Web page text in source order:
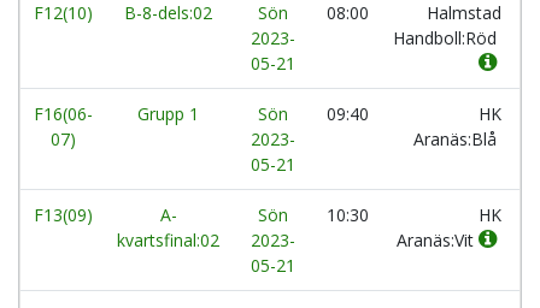
F12(10) B-8-dels:02
Sön
2023-
05-21
08:00
Halmstad
Handboll:Röd
F16(06-
07)
Grupp 1
Sön
2023-
05-21
09:40
HK
Aranäs:Blå
F13(09)
A-
kvartsfinal:02
Sön
2023-
05-21
10:30
HK
Aranäs:Vit